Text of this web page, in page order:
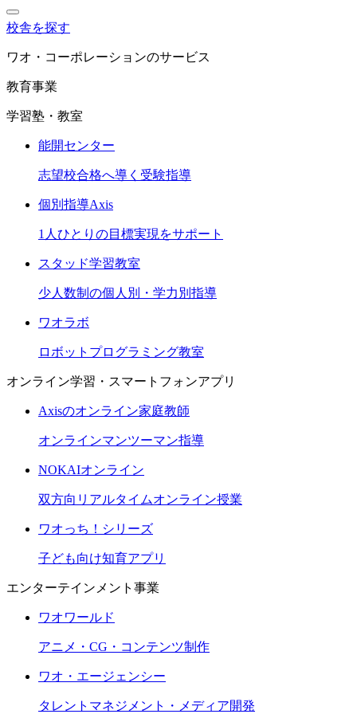
校舎を探す
ワオ・コーポレーションのサービス
教育事業
学習塾・教室
能開センター
志望校合格へ導く受験指導
個別指導Axis
1人ひとりの目標実現をサポート
スタッド学習教室
少人数制の個人別・学力別指導
ワオラボ
ロボットプログラミング教室
オンライン学習・スマートフォンアプリ
Axisのオンライン家庭教師
オンラインマンツーマン指導
NOKAIオンライン
双方向リアルタイムオンライン授業
ワオっち！シリーズ
子ども向け知育アプリ
エンターテインメント事業
ワオワールド
アニメ・CG・コンテンツ制作
ワオ・エージェンシー
タレントマネジメント・メディア開発